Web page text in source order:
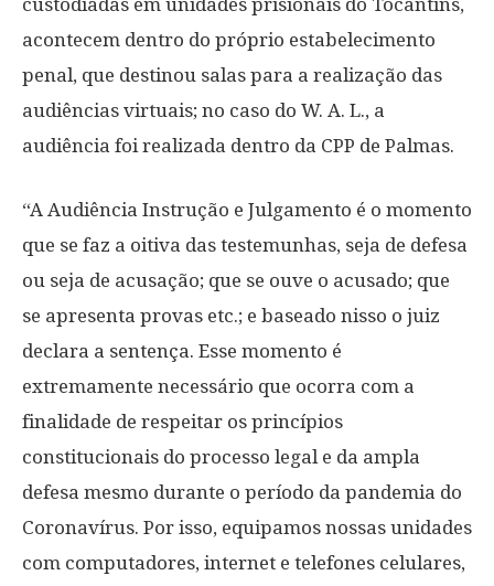
custodiadas em unidades prisionais do Tocantins,
acontecem dentro do próprio estabelecimento
penal, que destinou salas para a realização das
audiências virtuais; no caso do W. A. L., a
audiência foi realizada dentro da CPP de Palmas.
“A Audiência Instrução e Julgamento é o momento
que se faz a oitiva das testemunhas, seja de defesa
ou seja de acusação; que se ouve o acusado; que
se apresenta provas etc.; e baseado nisso o juiz
declara a sentença. Esse momento é
extremamente necessário que ocorra com a
finalidade de respeitar os princípios
constitucionais do processo legal e da ampla
defesa mesmo durante o período da pandemia do
Coronavírus. Por isso, equipamos nossas unidades
com computadores, internet e telefones celulares,